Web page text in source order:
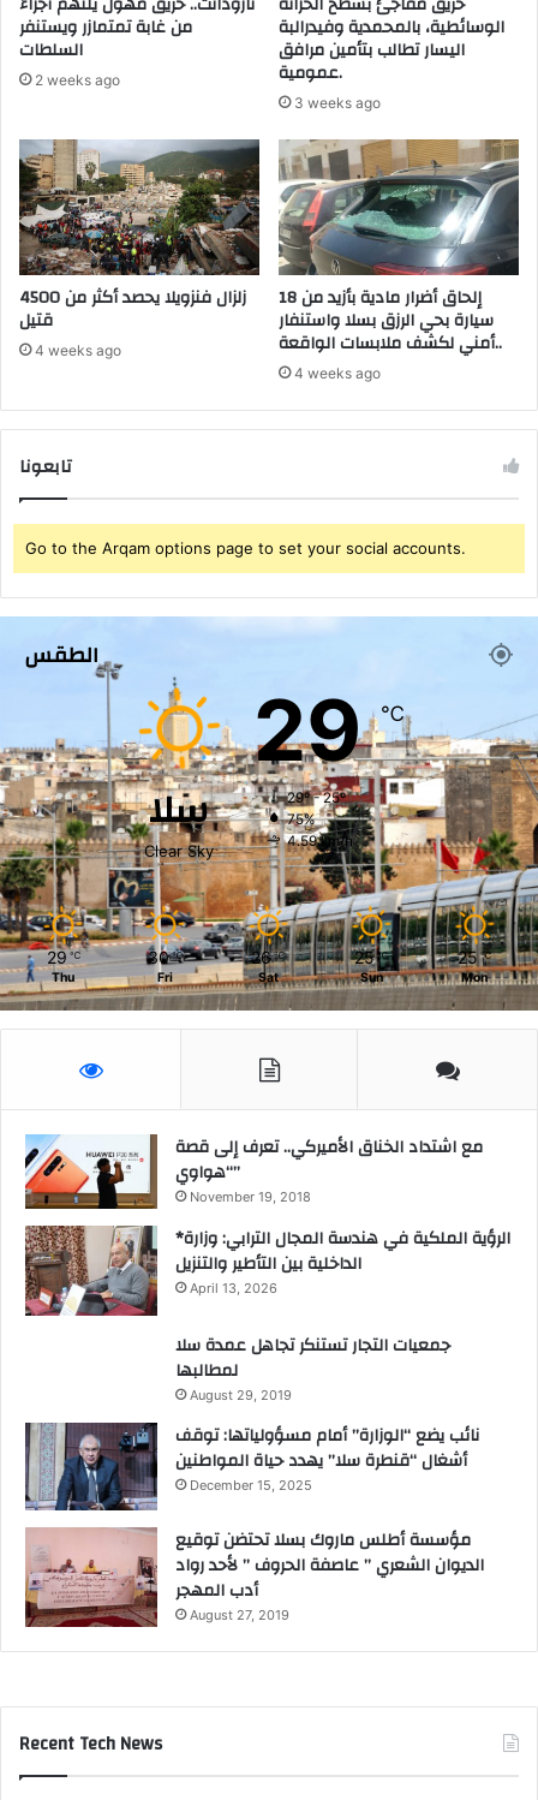
من غابة تمتمازر ويستنفر
السلطات
2 weeks ago
الوسائطية، بالمحمدية وفيدرالبة
اليسار تطالب بتأمين مرافق
عمومية.
3 weeks ago
زلزال فنزويلا يحصد أكثر من 4500
قتيل
4 weeks ago
إلحاق أضرار مادية بأزيد من 18
سيارة بحي الرزق بسلا واستنفار
أمني لكشف ملابسات الواقعة..
4 weeks ago
تابعونا
Go to the Arqam options page to set your social accounts.
الطقس
سلا
Clear Sky
29℃
29º - 25º
75%
4.59 km/h
29 ℃
Thu
30 ℃
Fri
26 ℃
Sat
25 ℃
Sun
25 ℃
Mon
مع اشتداد الخناق الأميركي.. تعرف إلى قصة
“هواوي”
November 19, 2018
*الرؤية الملكية في هندسة المجال الترابي: وزارة
الداخلية بين التأطير والتنزيل
April 13, 2026
جمعيات التجار تستنكر تجاهل عمدة سلا
لمطالبها
August 29, 2019
نائب يضع “الوزارة” أمام مسؤولياتها: توقف
أشغال “قنطرة سلا” يهدد حياة المواطنين
December 15, 2025
مؤسسة أطلس ماروك بسلا تحتضن توقيع
الديوان الشعري ” عاصفة الحروف ” لأحد رواد
أدب المهجر
August 27, 2019
Recent Tech News